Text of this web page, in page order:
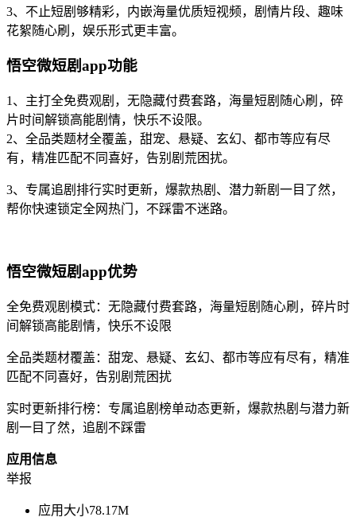
3、不止短剧够精彩，内嵌海量优质短视频，剧情片段、趣味
花絮随心刷，娱乐形式更丰富。
悟空微短剧app功能
1、主打全免费观剧，无隐藏付费套路，海量短剧随心刷，碎
片时间解锁高能剧情，快乐不设限。
2、全品类题材全覆盖，甜宠、悬疑、玄幻、都市等应有尽
有，精准匹配不同喜好，告别剧荒困扰。
3、专属追剧排行实时更新，爆款热剧、潜力新剧一目了然，
帮你快速锁定全网热门，不踩雷不迷路。
悟空微短剧app优势
全免费观剧模式：无隐藏付费套路，海量短剧随心刷，碎片时
间解锁高能剧情，快乐不设限
全品类题材覆盖：甜宠、悬疑、玄幻、都市等应有尽有，精准
匹配不同喜好，告别剧荒困扰
实时更新排行榜：专属追剧榜单动态更新，爆款热剧与潜力新
剧一目了然，追剧不踩雷
应用信息
举报
应用大小78.17M